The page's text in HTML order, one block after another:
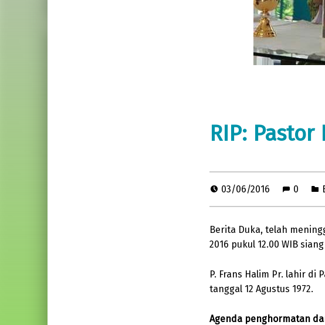
RIP: Pastor
03/06/2016 0
Berita Duka, telah
2016 pukul 12.00 WIB
P. Frans Halim Pr. lahir di
tanggal 12 Agustus 1972.
Agenda penghormatan